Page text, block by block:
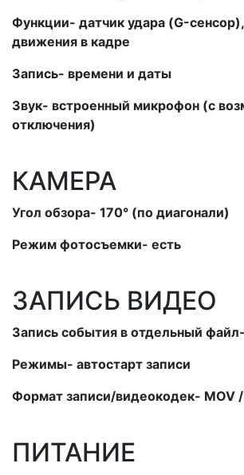
Функции- датчик удара (G-
движения в кадре
Запись- времени и даты
Звук- встроенный микрофон (с
отключения)
КАМЕРА
Угол обзора- 170° (по диагонали)
Режим фотосъемки- есть
ЗАПИСЬ ВИДЕО
Запись события в отдельный
Режимы- автостарт записи
Формат записи/видеокодек- MOV
ПИТАНИЕ